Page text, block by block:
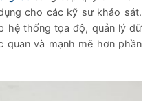
cho các kỹ sư khảo sát.
hệ thống tọa độ, quản lý dữ
quan và mạnh mẽ hơn phần